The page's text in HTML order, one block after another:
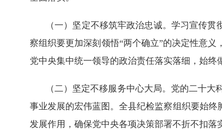
（一）坚定不移筑牢政治忠诚。学习宣传
察组织要更加深刻领悟“两个确立”的决定性意
党中央集中统一领导的政治责任落实落细，始终
（二）坚定不移服务中心大局。党的二十
事业发展的宏伟蓝图。全县纪检监察组织要始
发展作用，确保党中央各项决策部署不折不扣落